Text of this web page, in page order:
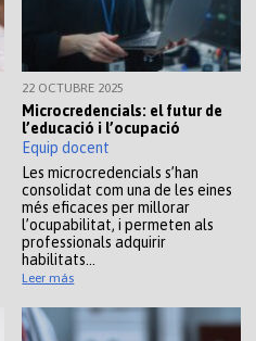
22 OCTUBRE 2025
Microcredencials: el futur de
l’educació i l’ocupació
Equip docent
Les microcredencials s’han
consolidat com una de les eines
més eficaces per millorar
l’ocupabilitat, i permeten als
professionals adquirir
habilitats…
Leer más